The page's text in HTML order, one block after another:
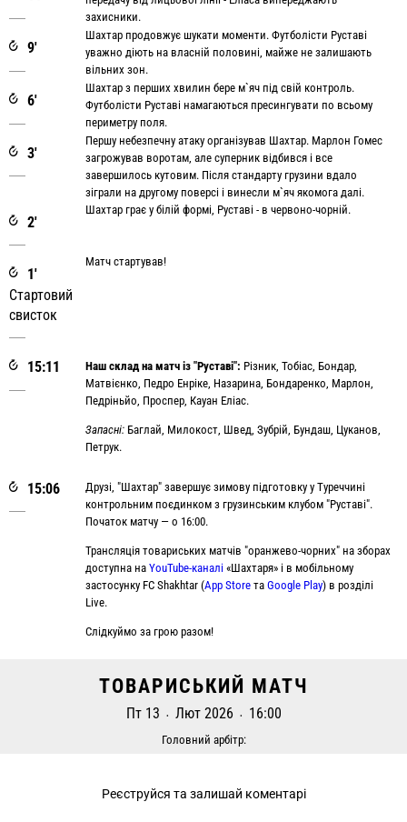
захисники.
9'
Шахтар продовжує шукати моменти. Футболісти Руставі
уважно діють на власній половині, майже не залишають
вільних зон.
6'
Шахтар з перших хвилин бере м`яч під свій контроль.
Футболісти Руставі намагаються пресингувати по всьому
периметру поля.
3'
Першу небезпечну атаку організував Шахтар. Марлон Гомес
загрожував воротам, але суперник відбився і все
завершилось кутовим. Після стандарту грузини вдало
зіграли на другому поверсі і винесли м`яч якомога далі.
2'
Шахтар грає у білій формі, Руставі - в червоно-чорній.
1'
Стартовий
свисток
Матч стартував!
15:11 Наш склад на матч із "Руставі": Різник, Тобіас, Бондар,
Матвієнко, Педро Енріке, Назарина, Бондаренко, Марлон,
Педріньйо, Проспер, Кауан Еліас.
Запасні: Баглай, Милокост, Швед, Зубрій, Бундаш, Цуканов,
Петрук.
15:06
Друзі, "Шахтар" завершує зимову підготовку у Туреччині
контрольним поєдинком з грузинським клубом "Руставі".
Початок матчу — о 16:00.
Трансляція товариських матчів "оранжево-чорних" на зборах
доступна наYouTube-каналі «Шахтаря» і в мобільному
застосунку FC Shakhtar (App Store таGoogle Play) в розділі
Live.
Слідкуймо за грою разом!
ТОВАРИСЬКИЙ МАТЧ
Пт 13 • Лют 2026 • 16:00
Головний арбітр: